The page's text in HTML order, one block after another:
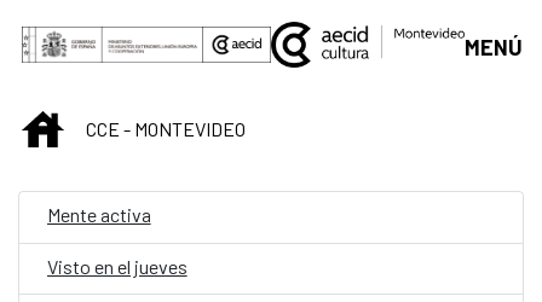
Saltar al contenido principal
MENÚ
INICIOCCE - MONTEVIDEO
Mente activa
Visto en el jueves